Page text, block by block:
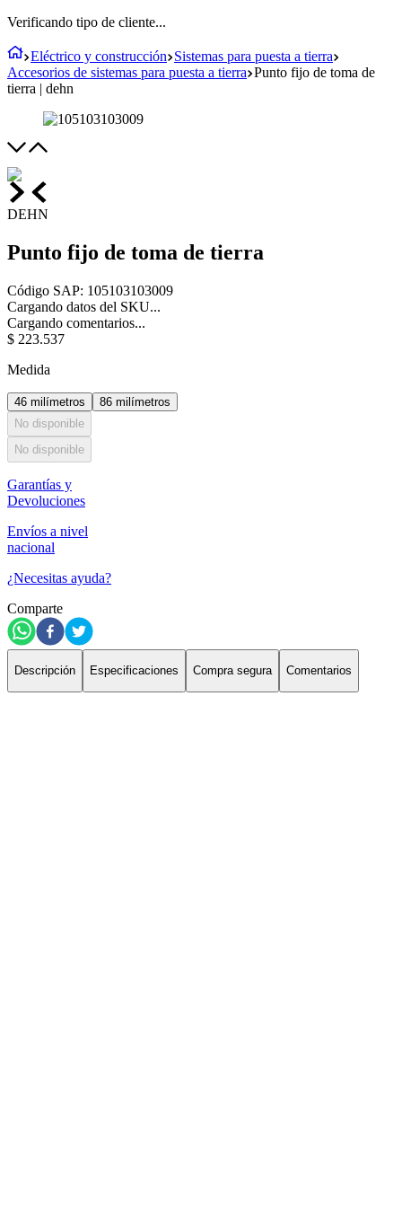
Verificando tipo de cliente...
Eléctrico y construcción Sistemas para puesta a tierra
Accesorios de sistemas para puesta a tierra Punto fijo de toma de
tierra | dehn
DEHN
Punto fijo de toma de tierra
Código SAP: 105103103009
Cargando datos del SKU...
Cargando comentarios...
$ 223.537
Medida
46 milímetros
86 milímetros
No disponible
No disponible
Garantías y
Devoluciones
Envíos a nivel
nacional
¿Necesitas ayuda?
Comparte
Descripción Especificaciones Compra segura Comentarios